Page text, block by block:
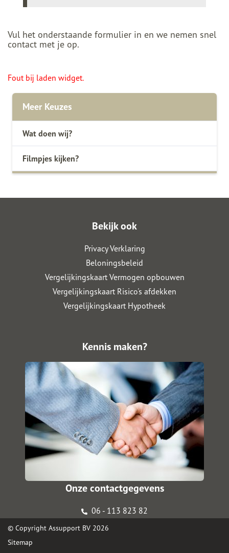
Vul het onderstaande formulier in en we nemen snel
contact met je op.
Fout bij laden widget.
Meer Keuzes
Wat doen wij?
Filmpjes kijken?
Bekijk ook
Privacy Verklaring
Beloningsbeleid
Vergelijkingskaart Vermogen opbouwen
Vergelijkingskaart Risico's afdekken
Vergelijkingskaart Hypotheek
Kennis maken?
Onze contactgegevens
06 - 113 823 82
© Copyright Assupport BV 2026
Sitemap